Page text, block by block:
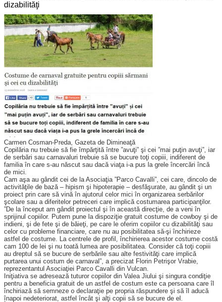
dizabilităţi
Carmen Cosman-Preda, Gazeta de Dimineaţă
Copilăria nu trebuie să fie împărţită între ”avuţi” şi cei ”mai puţin avuţi”, iar
de serbări sau carnavaluri trebuie să se bucure toţi copiii, indiferent de
familia în care s-au născut sau dacă viaţa i-a pus la grele încercări încă
de mici.
Cam aşa au gândit cei de la Asociaţia ”Parco Cavalli”, cei care, dincolo de
activităţile de bază – hipism şi hipoterapie – desfăşurate, au gândit şi un
proiect prin care să vină în ajutorul celor mici în organizarea serbărilor
şcolare sau a diferitelor petreceri care implică costumarea participanţilor.
”De la început am gândit proiectul şi în această direcţie, de a veni în
sprijinul copiilor. Putem pune la dispoziţie gratuit costume de cowboy şi de
indieni, şi de fete şi de băieţi, pe care le oferim copiilor cu dizabilităţi sau
celor cu probleme financiare, care nu au posibilitatea să-şi închirieze
astfel de costume. La centrele de profil, închirierea acestor costume costă
cam 100 de lei şi nu toată lumea are posibilitatea. Consider că toţi copiii
au dreptul să se bucure de serbările sau alte festivităţi care implică
purtarea unui costum de carnaval”, a precizat Florin Petrişor Vrabie,
reprezentantul Asociaţiei Parco Cavalli din Vulcan.
Iniţiativa se adresează tuturor copiilor din Valea Jiului şi singura condiţie
pentru a beneficia gratuit de un astfel de costum este ca persoana care îl
închiriază să semneze o declaraţie pe propria răspundere şi să îl aducă
înapoi nedeteriorat, astfel încât şi alţi copii să se bucure de el.